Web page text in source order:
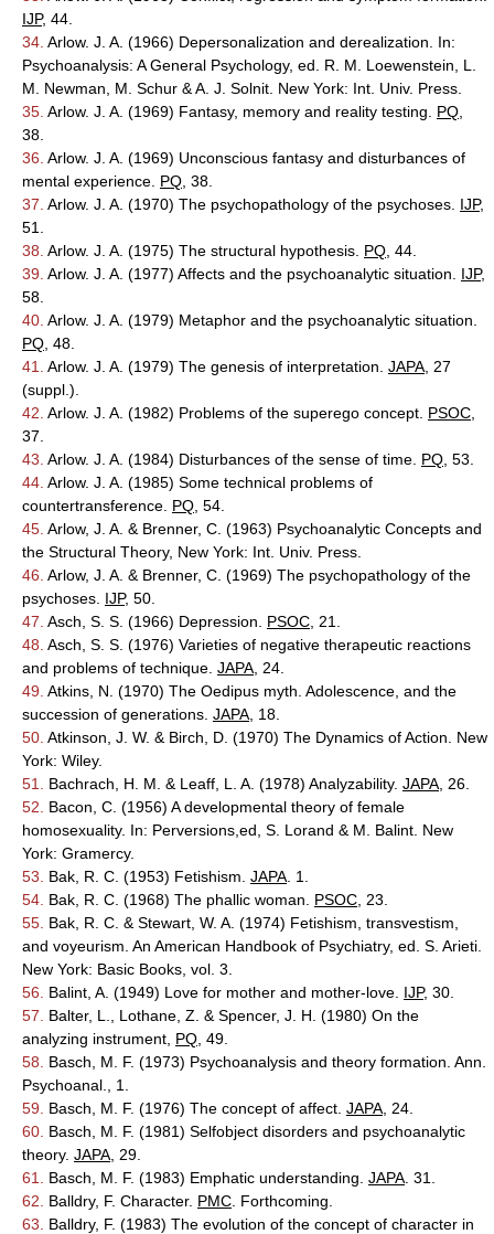
IJP, 44.
34. Arlow. J. A. (1966) Depersonalization and derealization. In:
Psychoanalysis: A General Psychology, ed. R. M. Loewenstein, L.
M. Newman, M. Schur & A. J. Solnit. New York: Int. Univ. Press.
35. Arlow. J. A. (1969) Fantasy, memory and reality testing. PQ
38.
36. Arlow. J. A. (1969) Unconscious fantasy and disturbances of
mental experience. PQ , 38.
37. Arlow. J. A. (1970) The psychopathology of the psychoses. IJP,
51.
38. Arlow. J. A. (1975) The structural hypothesis. PQ , 44.
39. Arlow. J. A. (1977) Affects and the psychoanalytic situation. IJP,
58.
40. Arlow. J. A. (1979) Metaphor and the psychoanalytic situation.
PQ , 48.
41.
Arlow. J. A. (1979) The genesis of interpretation. JAPA , 27
(suppl.).
42. Arlow. J. A. (1982) Problems of the superego concept. PSOC
37.
43. Arlow. J. A. (1984) Disturbances of the sense of time. PQ , 53.
44. Arlow. J. A. (1985) Some technical problems of
countertransference. PQ , 54.
45. Arlow, J. A. & Brenner, C. (1963) Psychoanalytic Concepts and
the Structural Theory, New York: Int. Univ. Press.
46. Arlow, J. A. & Brenner, C. (1969) The psychopathology of the
psychoses. IJP, 50.
47. Asch, S. S. (1966) Depression. PSOC , 21.
48. Asch, S. S. (1976) Varieties of negative therapeutic reactions
and problems of technique. JAPA , 24.
49. Atkins, N. (1970) The Oedipus myth. Adolescence, and the
succession of generations. JAPA , 18.
50. Atkinson, J. W. & Birch, D. (1970) The Dynamics of Action. New
York: Wiley.
51.
Bachrach, H. M. & Leaff, L. A. (1978) Analyzability. JAPA , 26.
52.
Bacon, C. (1956) A developmental theory of female
homosexuality. In: Perversions,ed, S. Lorand & M. Balint. New
York: Gramercy.
53.
Bak, R. C. (1953) Fetishism. JAPA . 1.
54. Bak, R. C. (1968) The phallic woman. PSOC , 23.
55. Bak, R. C. & Stewart, W. A. (1974) Fetishism, transvestism,
and voyeurism. An American Handbook of Psychiatry, ed. S. Arieti.
New York: Basic Books, vol. 3.
56.
Balint, A. (1949) Love for mother and mother-love. IJP, 30.
57.
Balter, L., Lothane, Z. & Spencer, J. H. (1980) On the
analyzing instrument, PQ , 49.
58.
Basch, M. F. (1973) Psychoanalysis and theory formation. Ann.
Psychoanal., 1.
59.
Basch, M. F. (1976) The concept of affect. JAPA , 24.
60. Basch, M. F. (1981) Selfobject disorders and psychoanalytic
theory. JAPA , 29.
61.
Basch, M. F. (1983) Emphatic understanding. JAPA . 31.
62.
Balldry, F. Character. PMC . Forthcoming.
63.
Balldry, F. (1983) The evolution of the concept of character in